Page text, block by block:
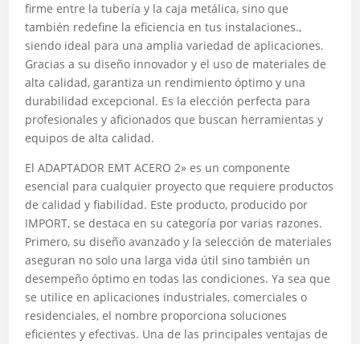
firme entre la tubería y la caja metálica, sino que
también redefine la eficiencia en tus instalaciones.,
siendo ideal para una amplia variedad de aplicaciones.
Gracias a su diseño innovador y el uso de materiales de
alta calidad, garantiza un rendimiento óptimo y una
durabilidad excepcional. Es la elección perfecta para
profesionales y aficionados que buscan herramientas y
equipos de alta calidad.
El ADAPTADOR EMT ACERO 2» es un componente
esencial para cualquier proyecto que requiere productos
de calidad y fiabilidad. Este producto, producido por
IMPORT, se destaca en su categoría por varias razones.
Primero, su diseño avanzado y la selección de materiales
aseguran no solo una larga vida útil sino también un
desempeño óptimo en todas las condiciones. Ya sea que
se utilice en aplicaciones industriales, comerciales o
residenciales, el nombre proporciona soluciones
eficientes y efectivas. Una de las principales ventajas de